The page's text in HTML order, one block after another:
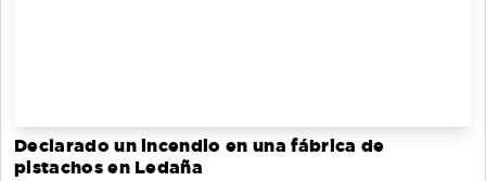
Declarado un incendio en una fábrica de
pistachos en Ledaña